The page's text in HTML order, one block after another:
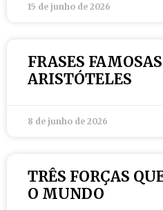
15 de junho de 2026
FRASES
ARISTÓTELES
8 de junho de 2026
TRÊS FORÇAS
O MUNDO